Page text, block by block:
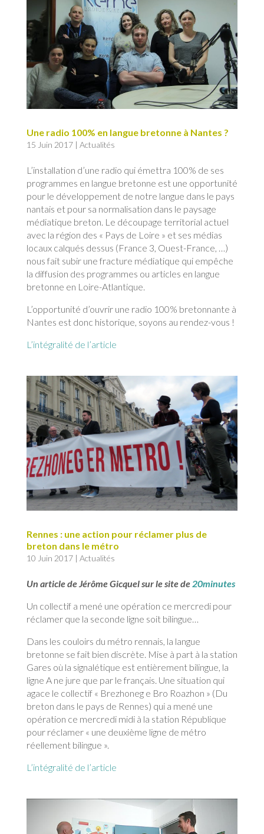
Une radio 100% en langue bretonne à Nantes ?
15 Juin 2017| Actualités
L’installation d’une radio qui émettra 100% de ses
programmes en langue bretonne est une opportunité
pour le développement de notre langue dans le pays
nantais et pour sa normalisation dans le paysage
médiatique breton. Le découpage territorial actuel
avec la région des « Pays de Loire » et ses médias
locaux calqués dessus (France 3, Ouest-France, …)
nous fait subir une fracture médiatique qui empêche
la diffusion des programmes ou articles en langue
bretonne en Loire-Atlantique.
L’opportunité d’ouvrir une radio 100% bretonnante à
Nantes est donc historique, soyons au rendez-vous !
L’intégralité de l’article
Rennes : une action pour réclamer plus de
breton dans le métro
10 Juin 2017| Actualités
Un article de Jérôme Gicquel sur le site de20minutes
Un collectif a mené une opération ce mercredi pour
réclamer que la seconde ligne soit bilingue…
Dans les couloirs du métro rennais, la langue
bretonne se fait bien discrète. Mise à part à la station
Gares où la signalétique est entièrement bilingue, la
ligne A ne jure que par le français. Une situation qui
agace le collectif « Brezhoneg e Bro Roazhon » (Du
breton dans le pays de Rennes) qui a mené une
opération ce mercredi midi à la station République
pour réclamer « une deuxième ligne de métro
réellement bilingue ».
L’intégralité de l’article